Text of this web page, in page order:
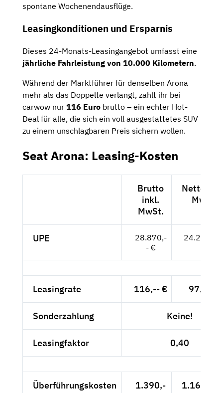
spontane Wochenendausflüge.
Leasingkonditionen und Ersparnis
Dieses 24-Monats-Leasingangebot umfasst eine
jährliche Fahrleistung von 10.000 Kilometern.
Während der Marktführer für denselben Arona
mehr als das Doppelte verlangt, zahlt ihr bei
carwow nur 116 Euro brutto – ein echter Hot-
Deal für alle, die sich ein voll ausgestattetes SUV
zu einem unschlagbaren Preis sichern wollen.
Seat Arona: Leasing-Kosten
Brutto
inkl.
MwSt.
Netto
MwSt.
UPE
28.870,-
- €
24.261,--
Leasingrate 116,-- € 97,48 €
Sonderzahlung Keine!
Leasingfaktor 0,40
Überführungskosten
1.390,-
1.168,07